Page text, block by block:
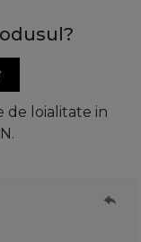
de loialitate in